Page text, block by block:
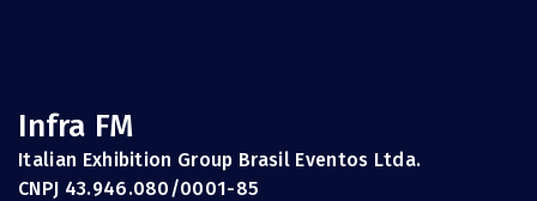
Infra FM
Italian Exhibition Group Brasil Eventos Ltda.
CNPJ 43.946.080/0001-85